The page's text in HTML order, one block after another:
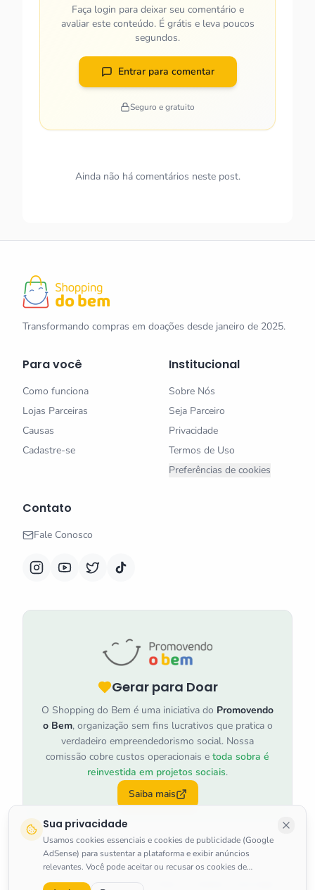
Sua privacidade
Usamos cookies essenciais e cookies de publicidade (Google
AdSense) para sustentar a plataforma e exibir anúncios
relevantes. Você pode aceitar ou recusar os cookies de
marketing a qualquer momento.
Faça login para deixar seu comentário e
avaliar este conteúdo. É grátis e leva poucos
segundos.
Entrar para comentar
Seguro e gratuito
Ainda não há comentários neste post.
Transformando compras em doações desde janeiro de 2025.
Para você
Como funciona
Lojas Parceiras
Causas
Cadastre-se
Institucional
Sobre Nós
Seja Parceiro
Privacidade
Termos de Uso
Preferências de cookies
Contato
Fale Conosco
Gerar para Doar
O Shopping do Bem é uma iniciativa do Promovendo
o Bem, organização sem fins lucrativos que pratica o
verdadeiro empreendedorismo social. Nossa
comissão cobre custos operacionais e toda sobra é
reinvestida em projetos sociais.
Saiba mais
©2026 Shopping do Bem